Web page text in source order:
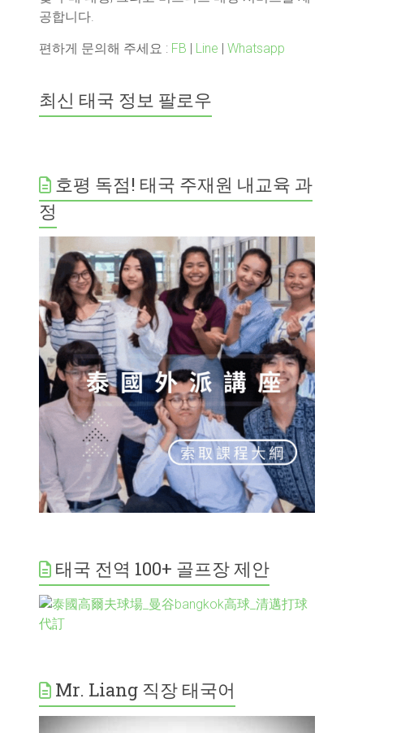
공합니다.
편하게 문의해 주세요 : FB | Line |Whatsapp
최신 태국 정보 팔로우
호평 독점! 태국 주재원 내교육 과
정
태국 전역 100+ 골프장 제안
Mr. Liang 직장 태국어